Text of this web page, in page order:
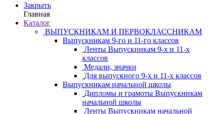
Закрыть
Главная
Каталог
ВЫПУСКНИКАМ И ПЕРВОКЛАССНИКАМ
Выпускникам 9-го и 11-го классов
Ленты Выпускникам 9-х и 11-х
классов
Медали, значки
Для выпускного 9-х и 11-х классов
Выпускникам начальной школы
Дипломы и грамоты Выпускникам
начальной школы
Ленты Выпускникам начальной